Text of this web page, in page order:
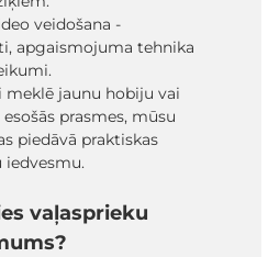
veidošana -
apgaismojuma tehnika
meklē jaunu hobiju vai
prasmes, mūsu
piedāvā praktiskas
iedvesmu.
vaļasprieku